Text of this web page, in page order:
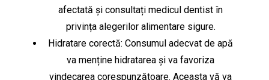
afectată și consultați medicul dentist în
privința alegerilor alimentare sigure.
Hidratare corectă: Consumul adecvat de apă
va menține hidratarea și va favoriza
vindecarea corespunzătoare. Aceasta vă va